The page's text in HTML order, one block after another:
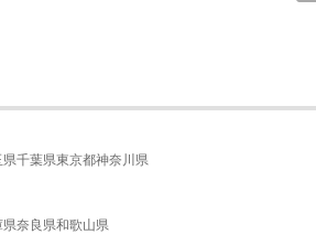
県千葉県東京都神奈川県
県奈良県和歌山県